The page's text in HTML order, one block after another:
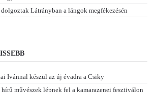
Látrányban a lángok megfékezésén
Ivánnal készül az új évadra a Csiky
művészek lépnek fel a kamarazenei fesztiválon